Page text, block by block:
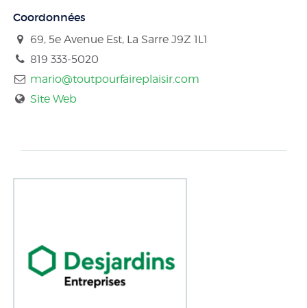
Coordonnées
69, 5e Avenue Est, La Sarre J9Z 1L1
819 333-5020
mario@toutpourfaireplaisir.com
Site Web